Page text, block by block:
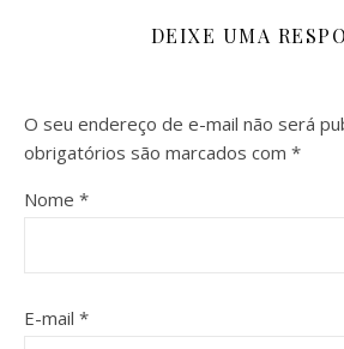
DEIXE UMA
O seu endereço de e-mail não será
obrigatórios são marcados com *
Nome *
E-mail *